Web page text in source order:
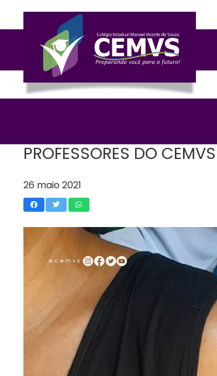
PROFESSORES DO
26 maio 2021